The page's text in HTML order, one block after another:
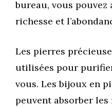
bureau, vous pouvez
richesse et
Les pierres
utilisées pour
vous. Les bijoux en
peuvent absorber